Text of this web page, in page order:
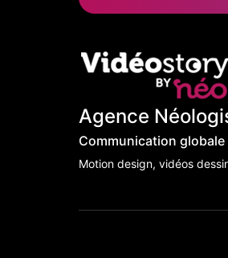
Agence
Communication globale
Motion design, vidéos